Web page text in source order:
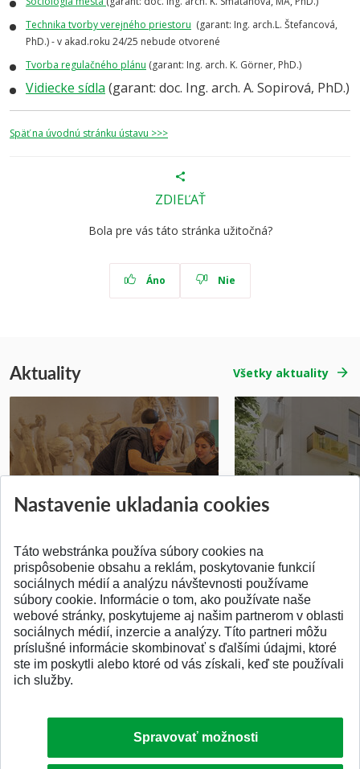
Technika tvorby verejného priestoru (garant: Ing. arch.L. Štefancová,
PhD.) - v akad.roku 24/25 nebude otvorené
Tvorba regulačného plánu (garant: Ing. arch. K. Görner, PhD.)
Vidiecke sídla (garant: doc. Ing. arch. A. Sopirová, PhD.)
Späť na úvodnú stránku ústavu >>>
ZDIEĽAŤ
Bola pre vás táto stránka užitočná?
Áno Nie
Aktuality Všetky aktuality
Pridané 14.07.2026 Pridané 03.07.2026
SPÄŤ NA VRCH
Nastavenie ukladania cookies
Táto webstránka používa súbory cookies na
prispôsobenie obsahu a reklám, poskytovanie funkcií
sociálnych médií a analýzu návštevnosti používame
súbory cookie. Informácie o tom, ako používate naše
webové stránky, poskytujeme aj našim partnerom v oblasti
sociálnych médií, inzercie a analýzy. Títo partneri môžu
príslušné informácie skombinovať s ďalšími údajmi, ktoré
ste im poskytli alebo ktoré od vás získali, keď ste používali
ich služby.
Spravovať možnosti